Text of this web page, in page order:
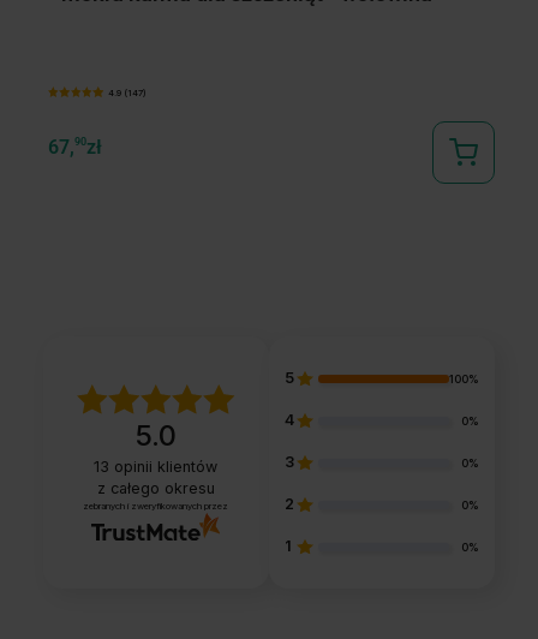
4.9 (147)
67,90zł
5.0
13 opinii klientów
z całego okresu
zebranych i zweryfikowanych przez
5 100%
4 0%
3 0%
2 0%
1 0%